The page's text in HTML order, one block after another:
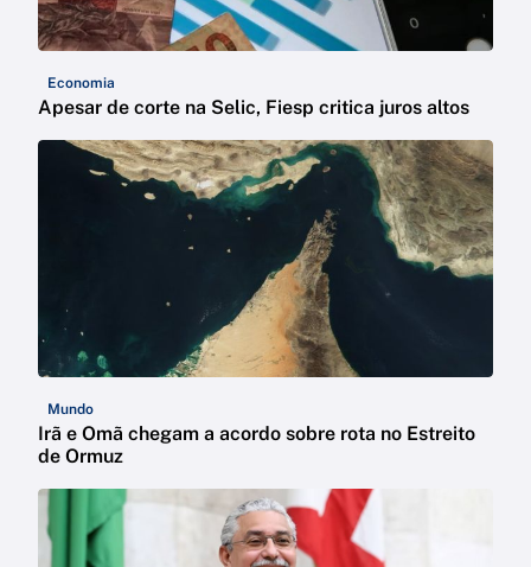
Economia
Apesar de corte na Selic, Fiesp critica juros altos
Mundo
Irã e Omã chegam a acordo sobre rota no Estreito
de Ormuz